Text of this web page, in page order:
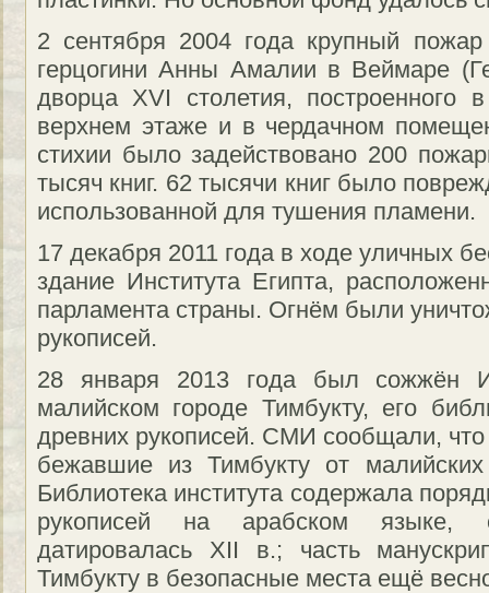
2 сентября 2004 года крупный
герцогини Анны Амалии в Веймаре
дворца XVI столетия, построенного
верхнем этаже и в чердачном
стихии было задействовано 200
тысяч книг. 62 тысячи книг было
использованной для тушения пламени.
17 декабря 2011 года в ходе уличных
здание Института Египта,
парламента страны. Огнём были
рукописей.
28 января 2013 года был сожжён
малийском городе Тимбукту, его
древних рукописей. СМИ сообщали,
бежавшие из Тимбукту от
Библиотека института содержала
рукописей на арабском языке,
датировалась XII в.; часть
Тимбукту в безопасные места ещё